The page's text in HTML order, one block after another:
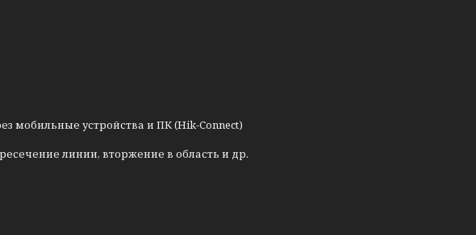
мобильные устройства и ПК (Hik-Connect)
линии, вторжение в область и др.